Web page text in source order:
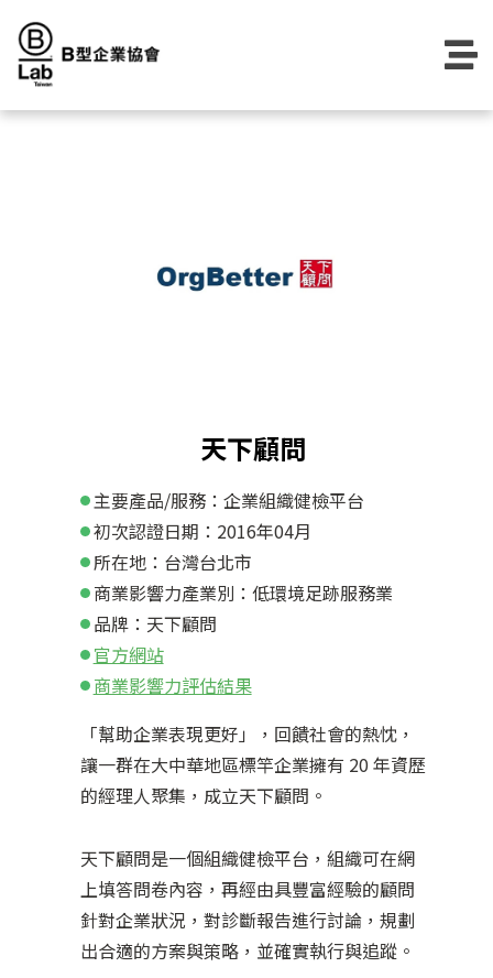
content
天下顧問
主要產品/服務：企業組織健檢平台
初次認證日期：2016年04月
所在地：台灣台北市
商業影響力產業別：低環境足跡服務業
品牌：天下顧問
官方網站
商業影響力評估結果
「幫助企業表現更好」，回饋社會的熱忱，
讓一群在大中華地區標竿企業擁有 20 年資歷
的經理人聚集，成立天下顧問。
天下顧問是一個組織健檢平台，組織可在網
上填答問卷內容，再經由具豐富經驗的顧問
針對企業狀況，對診斷報告進行討論，規劃
出合適的方案與策略，並確實執行與追蹤。